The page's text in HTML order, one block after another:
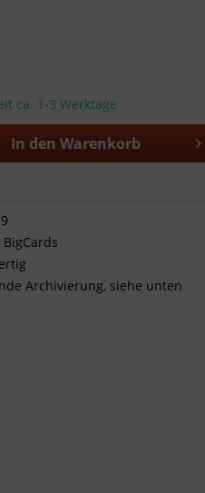
ca. 1-3 Werktage
In den Warenkorb
BigCards
Archivierung, siehe unten